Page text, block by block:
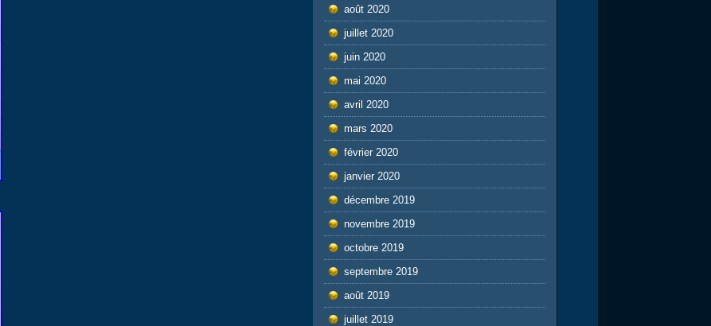
août 2020
juillet 2020
juin 2020
mai 2020
avril 2020
mars 2020
février 2020
janvier 2020
décembre 2019
novembre 2019
octobre 2019
septembre 2019
août 2019
juillet 2019